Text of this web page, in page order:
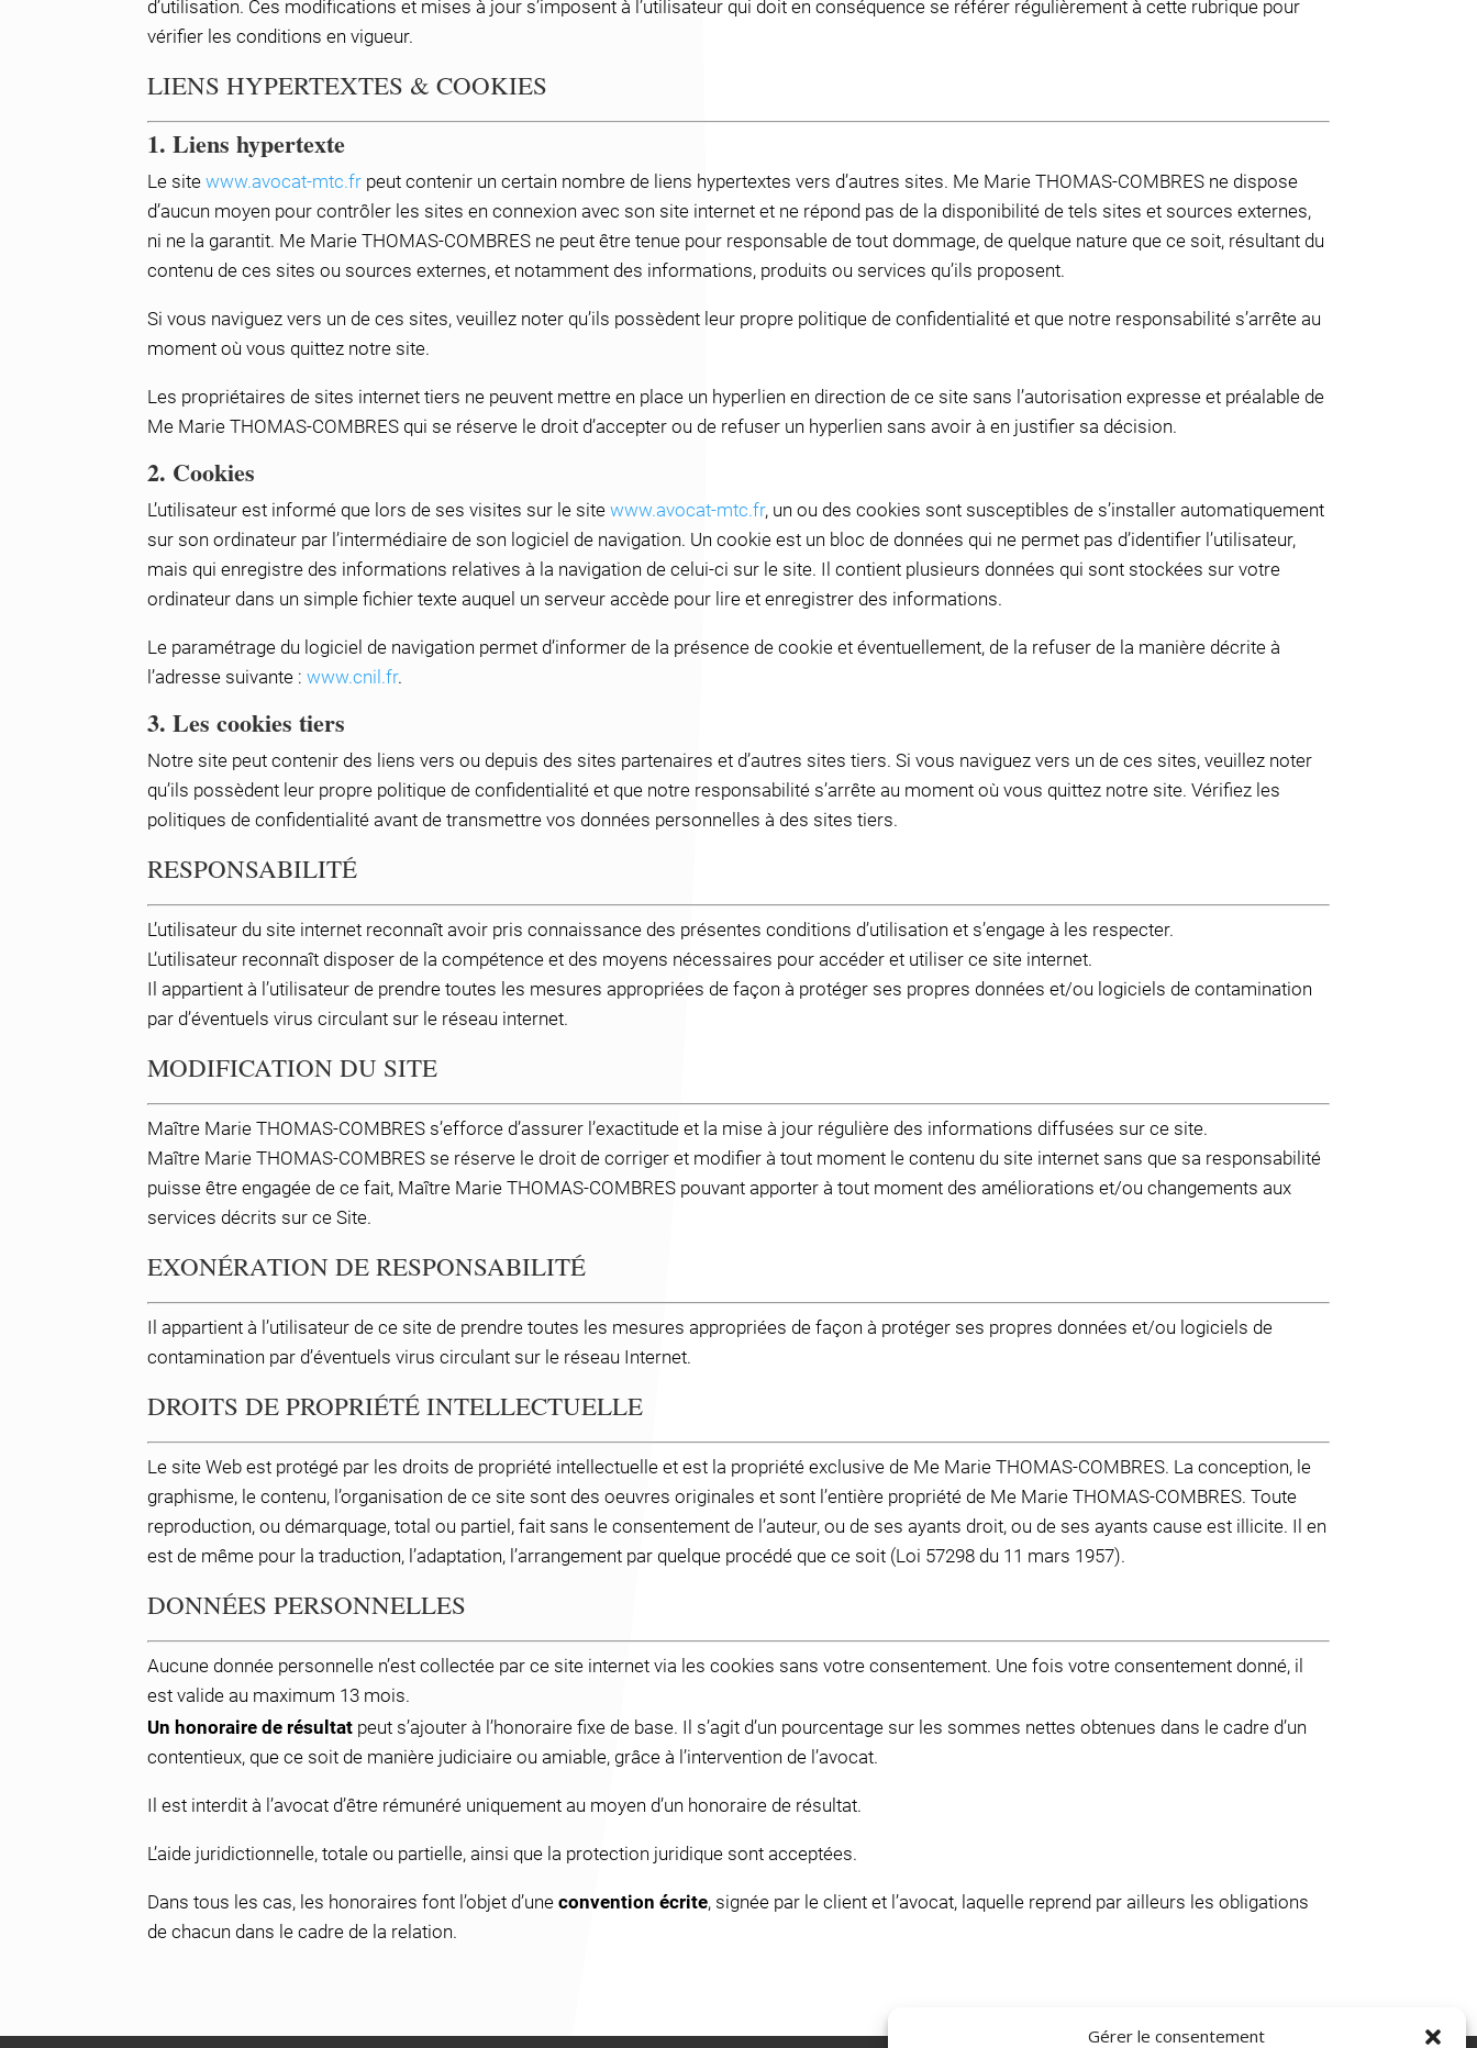
Gérer le consentement
d’utilisation. Ces modifications et mises à jour s’imposent à l’utilisateur qui doit en conséquence se référer régulièrement à cette rubrique pour
vérifier les conditions en vigueur.
LIENS HYPERTEXTES & COOKIES
1. Liens hypertexte
Le site www.avocat-mtc.fr peut contenir un certain nombre de liens hypertextes vers d’autres sites. Me Marie THOMAS-COMBRES ne dispose
d’aucun moyen pour contrôler les sites en connexion avec son site internet et ne répond pas de la disponibilité de tels sites et sources externes,
ni ne la garantit. Me Marie THOMAS-COMBRES ne peut être tenue pour responsable de tout dommage, de quelque nature que ce soit, résultant du
contenu de ces sites ou sources externes, et notamment des informations, produits ou services qu’ils proposent.
Si vous naviguez vers un de ces sites, veuillez noter qu’ils possèdent leur propre politique de confidentialité et que notre responsabilité s’arrête au
moment où vous quittez notre site.
Les propriétaires de sites internet tiers ne peuvent mettre en place un hyperlien en direction de ce site sans l’autorisation expresse et préalable de
Me Marie THOMAS-COMBRES qui se réserve le droit d’accepter ou de refuser un hyperlien sans avoir à en justifier sa décision.
2. Cookies
L’utilisateur est informé que lors de ses visites sur le site www.avocat-mtc.fr, un ou des cookies sont susceptibles de s’installer automatiquement
sur son ordinateur par l’intermédiaire de son logiciel de navigation. Un cookie est un bloc de données qui ne permet pas d’identifier l’utilisateur,
mais qui enregistre des informations relatives à la navigation de celui-ci sur le site. Il contient plusieurs données qui sont stockées sur votre
ordinateur dans un simple fichier texte auquel un serveur accède pour lire et enregistrer des informations.
Le paramétrage du logiciel de navigation permet d’informer de la présence de cookie et éventuellement, de la refuser de la manière décrite à
l’adresse suivante : www.cnil.fr.
3. Les cookies tiers
Notre site peut contenir des liens vers ou depuis des sites partenaires et d’autres sites tiers. Si vous naviguez vers un de ces sites, veuillez noter
qu’ils possèdent leur propre politique de confidentialité et que notre responsabilité s’arrête au moment où vous quittez notre site. Vérifiez les
politiques de confidentialité avant de transmettre vos données personnelles à des sites tiers.
RESPONSABILITÉ
L’utilisateur du site internet reconnaît avoir pris connaissance des présentes conditions d’utilisation et s’engage à les respecter.
L’utilisateur reconnaît disposer de la compétence et des moyens nécessaires pour accéder et utiliser ce site internet.
Il appartient à l’utilisateur de prendre toutes les mesures appropriées de façon à protéger ses propres données et/ou logiciels de contamination
par d’éventuels virus circulant sur le réseau internet.
MODIFICATION DU SITE
Maître Marie THOMAS-COMBRES s’efforce d’assurer l’exactitude et la mise à jour régulière des informations diffusées sur ce site.
Maître Marie THOMAS-COMBRES se réserve le droit de corriger et modifier à tout moment le contenu du site internet sans que sa responsabilité
puisse être engagée de ce fait, Maître Marie THOMAS-COMBRES pouvant apporter à tout moment des améliorations et/ou changements aux
services décrits sur ce Site.
EXONÉRATION DE RESPONSABILITÉ
Il appartient à l’utilisateur de ce site de prendre toutes les mesures appropriées de façon à protéger ses propres données et/ou logiciels de
contamination par d’éventuels virus circulant sur le réseau Internet.
DROITS DE PROPRIÉTÉ INTELLECTUELLE
Le site Web est protégé par les droits de propriété intellectuelle et est la propriété exclusive de Me Marie THOMAS-COMBRES. La conception, le
graphisme, le contenu, l’organisation de ce site sont des oeuvres originales et sont l’entière propriété de Me Marie THOMAS-COMBRES. Toute
reproduction, ou démarquage, total ou partiel, fait sans le consentement de l’auteur, ou de ses ayants droit, ou de ses ayants cause est illicite. Il en
est de même pour la traduction, l’adaptation, l’arrangement par quelque procédé que ce soit (Loi 57298 du 11 mars 1957).
DONNÉES PERSONNELLES
Aucune donnée personnelle n’est collectée par ce site internet via les cookies sans votre consentement. Une fois votre consentement donné, il
est valide au maximum 13 mois.
Un honoraire de résultat peut s’ajouter à l’honoraire fixe de base. Il s’agit d’un pourcentage sur les sommes nettes obtenues dans le cadre d’un
contentieux, que ce soit de manière judiciaire ou amiable, grâce à l’intervention de l’avocat.
Il est interdit à l’avocat d’être rémunéré uniquement au moyen d’un honoraire de résultat.
L’aide juridictionnelle, totale ou partielle, ainsi que la protection juridique sont acceptées.
Dans tous les cas, les honoraires font l’objet d’uneconvention écrite, signée par le client et l’avocat, laquelle reprend par ailleurs les obligations
de chacun dans le cadre de la relation.